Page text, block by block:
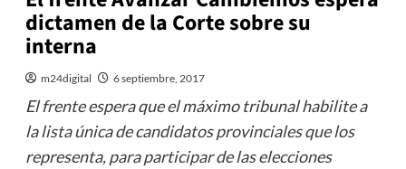
dictamen de la Corte sobre su
interna
m24digital 6 septiembre, 2017
El frente espera que el máximo tribunal habilite a
la lista única de candidatos provinciales que los
representa, para participar de las elecciones